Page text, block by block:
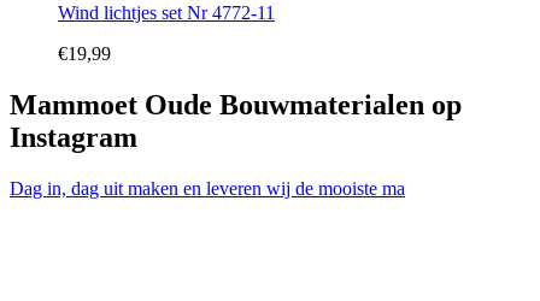
Wind lichtjes set Nr 4772-11
€19,99
Mammoet Oude Bouwmaterialen op
Instagram
Dag in, dag uit maken en leveren wij de mooiste ma